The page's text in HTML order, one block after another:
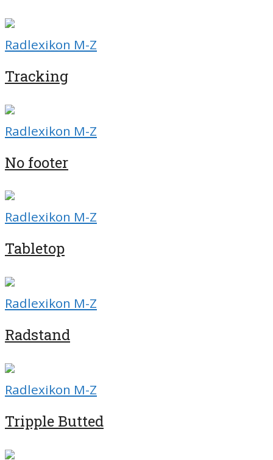
Radlexikon M-Z
Tracking
Radlexikon M-Z
No footer
Radlexikon M-Z
Tabletop
Radlexikon M-Z
Radstand
Radlexikon M-Z
Tripple Butted